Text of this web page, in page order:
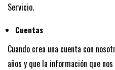
Servicio.
Cuentas
Cuando crea una cuenta con
años y que la información que